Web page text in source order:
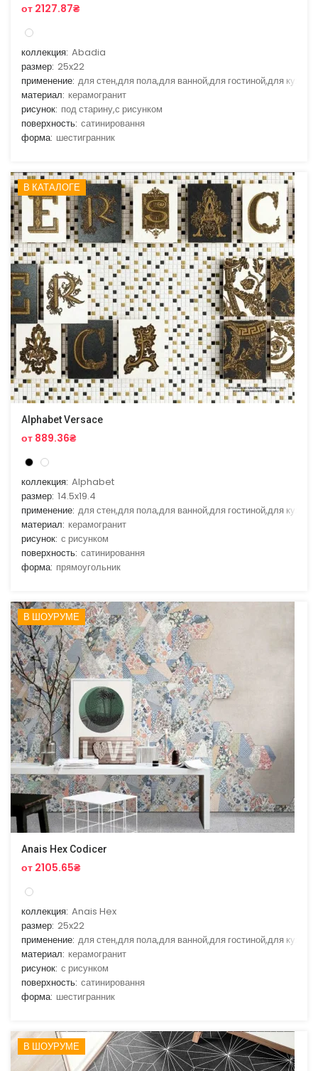
от 2127.87₴
коллекция: Abadia
размер: 25x22
применение: для стен,для пола,для ванной,для гостиной,для кухни
материал: керамогранит
рисунок: под старину,с рисунком
поверхность: сатинировання
форма: шестигранник
В КАТАЛОГЕ
Alphabet Versace
от 889.36₴
коллекция: Alphabet
размер: 14.5x19.4
применение: для стен,для пола,для ванной,для гостиной,для кухни
материал: керамогранит
рисунок: с рисунком
поверхность: сатинировання
форма: прямоугольник
В ШОУРУМЕ
Anais Hex Codicer
от 2105.65₴
коллекция: Anais Hex
размер: 25x22
применение: для стен,для пола,для ванной,для гостиной,для кухни
материал: керамогранит
рисунок: с рисунком
поверхность: сатинировання
форма: шестигранник
В ШОУРУМЕ